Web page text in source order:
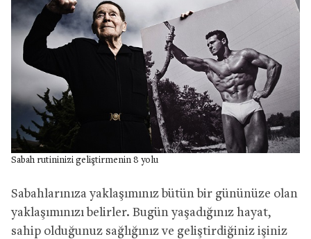
Sabah rutininizi geliştirmenin 8 yolu
Sabahlarınıza yaklaşımınız bütün bir gününüze olan
yaklaşımınızı belirler. Bugün yaşadığınız hayat,
sahip olduğunuz sağlığınız ve geliştirdiğiniz işiniz